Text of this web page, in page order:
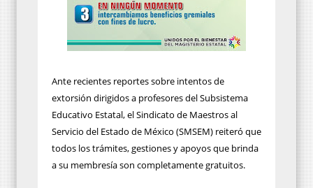
Ante recientes reportes sobre intentos de
extorsión dirigidos a profesores del Subsistema
Educativo Estatal, el Sindicato de Maestros al
Servicio del Estado de México (SMSEM) reiteró que
todos los trámites, gestiones y apoyos que brinda
a su membresía son completamente gratuitos.